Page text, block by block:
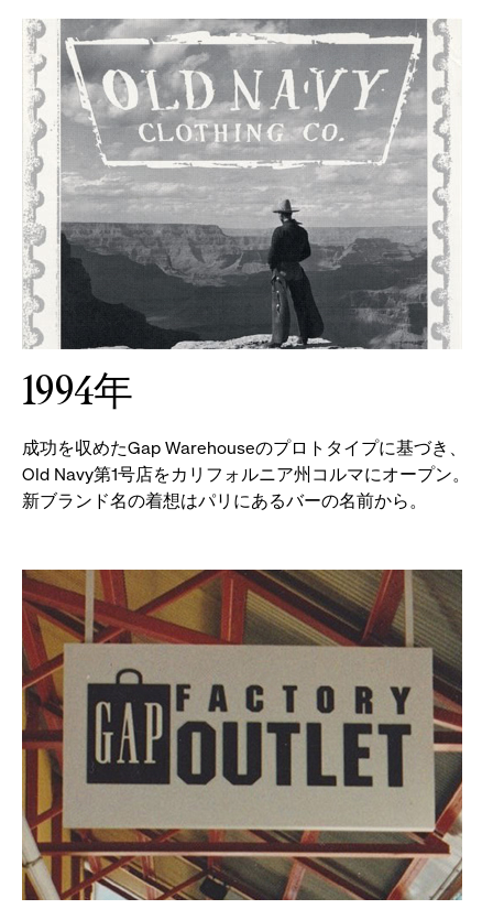
1994年
成功を収めたGap Warehouseのプロトタイプに基づき、
Old Navy第1号店をカリフォルニア州コルマにオープン。
新ブランド名の着想はパリにあるバーの名前から。